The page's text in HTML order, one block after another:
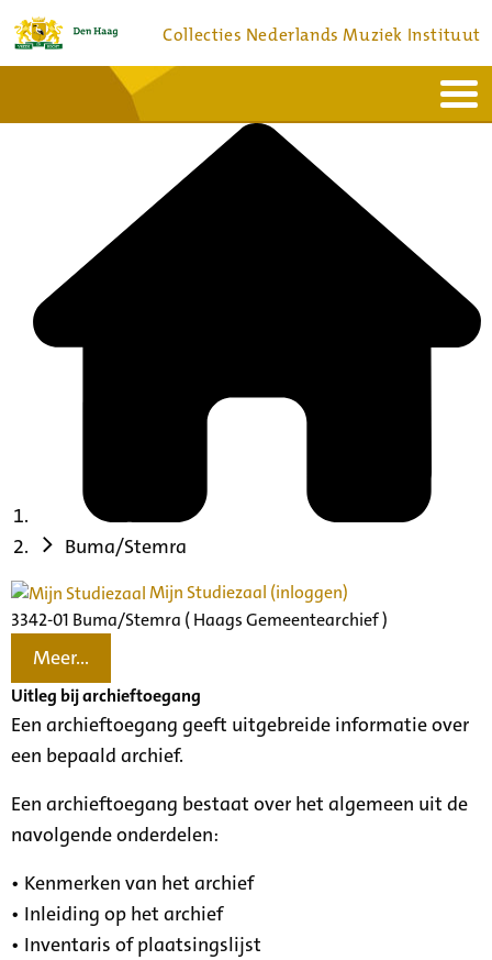
Collecties Nederlands Muziek Instituut
Bronnen en collecties
Buma/Stemra
Mijn Studiezaal (inloggen)
3342-01 Buma/Stemra ( Haags Gemeentearchief )
Meer...
Uitleg bij archieftoegang
Een archieftoegang geeft uitgebreide informatie over
een bepaald archief.
Een archieftoegang bestaat over het algemeen uit de
navolgende onderdelen:
• Kenmerken van het archief
• Inleiding op het archief
• Inventaris of plaatsingslijst